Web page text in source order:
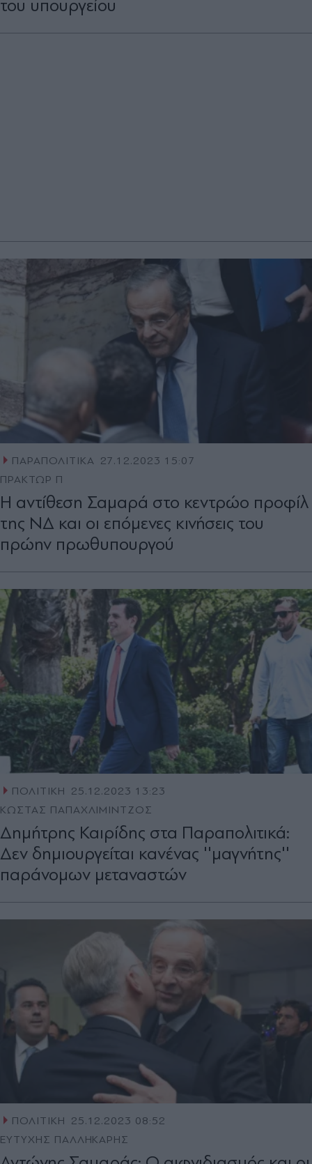
του υπουργείου
ΠΑΡΑΠΟΛΙΤΙΚΑ 27.12.2023 15:07
ΠΡΑΚΤΩΡ Π
Η αντίθεση Σαμαρά στο κεντρώο προφίλ
της ΝΔ και οι επόμενες κινήσεις του
πρώην πρωθυπουργού
ΠΟΛΙΤΙΚΗ
25.12.2023 13:23
ΚΩΣΤΑΣ ΠΑΠΑΧΛΙΜΙΝΤΖΟΣ
Δημήτρης Καιρίδης στα Παραπολιτικά:
Δεν δημιουργείται κανένας ''μαγνήτης''
παράνομων μεταναστών
ΠΟΛΙΤΙΚΗ
25.12.2023 08:52
ΕΥΤΥΧΗΣ ΠΑΛΛΗΚΑΡΗΣ